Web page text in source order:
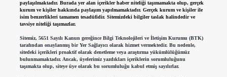
paylaşılmaktadır. Burada yer alan içerikler haber niteliği taşımamakta olup, gerçek
kurum ve kişiler hakkında paylaşım yapılmamaktadır. Gerçek kurum ve kişiler ile
isim benzerlikleri tamamen tesadüfidir. Sitemizdeki bilgiler taslak halindedir ve
tavsiye niteliği taşımazlar.
Sitemiz, 5651 Sayılı Kanun gereğince Bilgi Teknolojileri ve İletişim Kurumu (BTK)
tarafından onaylanmış bir Yer Sağlayıcı olarak hizmet vermektedir. Bu nedenle,
sitedeki içerikleri proaktif olarak denetleme veya araştırma yükümlülüğümüz
bulunmamaktadır. Ancak, üyelerimiz yazdıkları içeriklerin sorumluluğunu
taşımakta olup, siteye üye olarak bu sorumluluğu kabul etmiş sayılırlar.